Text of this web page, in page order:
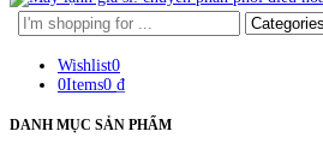
Search
here
Wishlist0
0Items0 ₫
DANH MỤC SẢN PHẨM